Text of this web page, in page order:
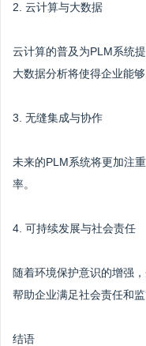
2. 云计算与大数据
云计算的普及为PLM系统
大数据分析将使得企业能
3. 无缝集成与协作
未来的PLM系统将更加注
率。
4. 可持续发展与社会责任
随着环境保护意识的增强
帮助企业满足社会责任和监
结语